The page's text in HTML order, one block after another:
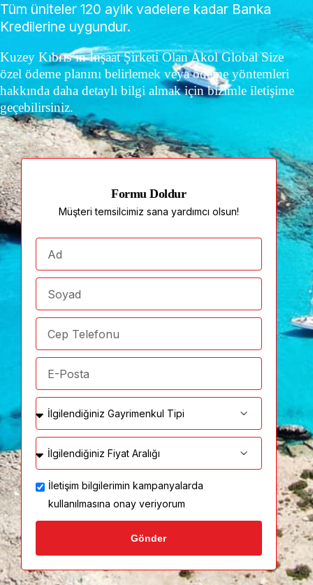
Tüm üniteler 120 aylık vadelere kadar Banka
Kredilerine uygundur.
Kuzey Kıbrıs’ın İnşaat Şirketi Olan Akol Global Size
özel ödeme planını belirlemek veya ödeme yöntemleri
hakkında daha detaylı bilgi almak için bizimle iletişime
geçebilirsiniz.
Formu Doldur
Müşteri temsilcimiz sana yardımcı olsun!
İletişim bilgilerimin kampanyalarda
kullanılmasına onay veriyorum
Gönder